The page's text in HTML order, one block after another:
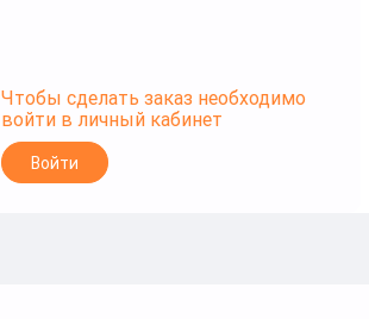
Чтобы сделать заказ необходимо
войти в личный кабинет
Войти